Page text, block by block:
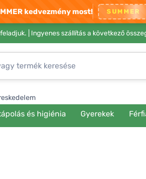
kedvezmény most! SUMMER
| Ingyenes szállítás a következő
és higiénia Gyerekek